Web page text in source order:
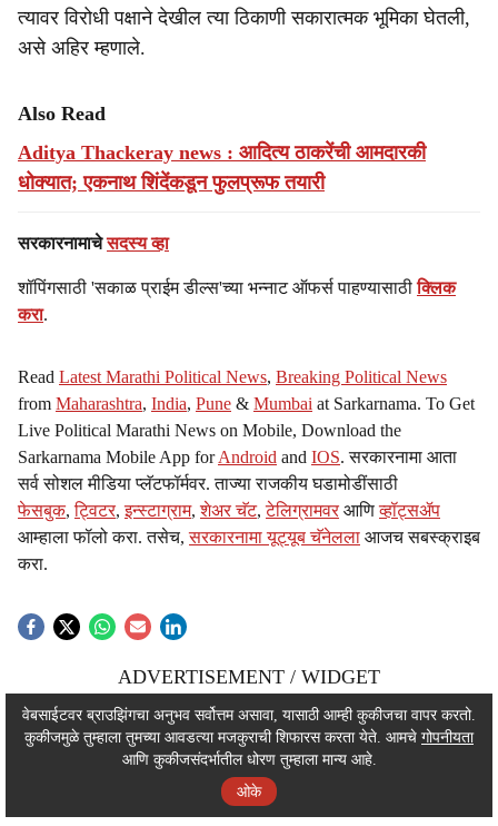
त्यावर विरोधी पक्षाने देखील त्या ठिकाणी सकारात्मक भूमिका घेतली,
असे अहिर म्हणाले.
Also Read
Aditya Thackeray news : आदित्य ठाकरेंची आमदारकी
धोक्यात; एकनाथ शिंदेंकडून फुलप्रूफ तयारी
सरकारनामाचेसदस्य व्हा
शॉपिंगसाठी 'सकाळ प्राईम डील्स'च्या भन्नाट ऑफर्स पाहण्यासाठीक्लिक
करा.
Read Latest Marathi Political News, Breaking Political News
from Maharashtra, India, Pune & Mumbai at Sarkarnama. To Get
Live Political Marathi News on Mobile, Download the
Sarkarnama Mobile App forAndroid and IOS. सरकारनामा आता
सर्व सोशल मीडिया प्लॅटफॉर्मवर. ताज्या राजकीय घडामोडींसाठी
फेसबुक,ट्विटर,इन्स्टाग्राम,शेअर चॅट,टेलिग्रामवर आणिव्हॉट्सॲप
आम्हाला फॉलो करा. तसेच,सरकारनामा यूट्यूब चॅनेलला आजच सबस्क्राइब
करा.
ADVERTISEMENT / WIDGET
ADVERTISEMENT / WIDGET
ADVERTISEMENT / WIDGET
वेबसाईटवर ब्राउझिंगचा अनुभव सर्वोत्तम असावा, यासाठी आम्ही कुकीजचा वापर करतो.
कुकीजमुळे तुम्हाला तुमच्या आवडत्या मजकुराची शिफारस करता येते. आमचे गोपनीयता
आणि कुकीजसंदर्भातील धोरण तुम्हाला मान्य आहे.
ओके